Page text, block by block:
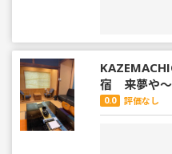
宿 来夢や〜
0.0 評価なし